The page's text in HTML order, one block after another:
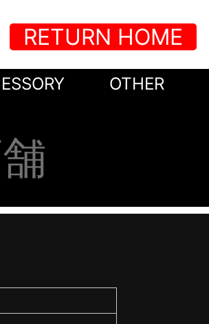
RETURN HOME
OTHER